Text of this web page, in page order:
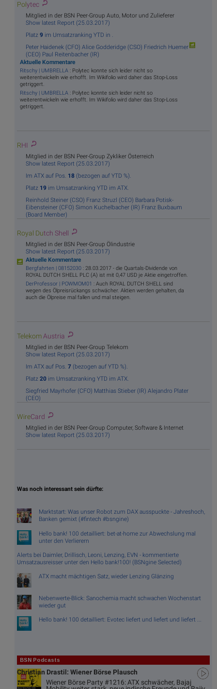
Polytec
Mitglied in der BSN Peer-Group Auto, Motor und Zulieferer
Show latest Report (25.03.2017)
Platz 9 im Umsatzranking YTD in .
Peter Haidenek (CFO) Alice Godderidge (CSO) Friedrich Huemer
(CEO) Paul Reitenbacher (IR)
Aktuelle Kommentare
Ritschy | UMBRELLA : Polytec konnte sich leider nicht so
weiterentwickeln wie erhofft. Im Wikifolio wird daher das Stop-Loss
getriggert.
Ritschy | UMBRELLA : Polytec konnte sich leider nicht so
weiterentwickeln wie erhofft. Im Wikifolio wird daher das Stop-Loss
getriggert.
RHI
Mitglied in der BSN Peer-Group Zykliker Österreich
Show latest Report (25.03.2017)
Im ATX auf Pos. 18 (bezogen auf YTD %).
Platz 19 im Umsatzranking YTD im ATX.
Reinhold Steiner (CSO) Franz Struzl (CEO) Barbara Potisk-
Eibensteiner (CFO) Simon Kuchelbacher (IR) Franz Buxbaum
(Board Member)
Royal Dutch Shell
Mitglied in der BSN Peer-Group Ölindustrie
Show latest Report (25.03.2017)
Aktuelle Kommentare
Bergfahrten | 08152030 : 28.03.2017 - die Quartals-Dividende von
ROYAL DUTCH SHELL PLC (A) ist mit 0,47 USD je Aktie eingetroffen.
DerProfessor | POWMOM01 : Auch ROYAL DUTCH SHELL sind
wegen des Ölpreisrückangs schwächer. Aktien werden gehalten, da
auch die Ölpreise mal fallen und mal steigen.
Telekom Austria
Mitglied in der BSN Peer-Group Telekom
Show latest Report (25.03.2017)
Im ATX auf Pos. 7 (bezogen auf YTD %).
Platz 20 im Umsatzranking YTD im ATX.
Siegfried Mayrhofer (CFO) Matthias Stieber (IR) Alejandro Plater
(CEO)
WireCard
Mitglied in der BSN Peer-Group Computer, Software & Internet
Show latest Report (25.03.2017)
Was noch interessant sein dürfte:
Marktstart: Was unser Robot zum DAX ausspuckte - Jahreshoch,
Banken gemixt (#fintech #bsngine)
Hello bank! 100 detailliert: bet-at-home zur Abwechslung mal
unter den Verlierern
Alerts bei Daimler, Drillisch, Leoni, Lenzing, EVN - kommentierte
Umsatzausreisser unter den Hello bank!100! (BSNgine Selected)
ATX macht mächtigen Satz, wieder Lenzing Glänzing
Nebenwerte-Blick: Sanochemia macht schwachen Wochenstart
wieder gut
Hello bank! 100 detailliert: Evotec liefert und liefert und liefert ...
BSN Podcasts
Christian Drastil: Wiener Börse Plausch
Wiener Börse Party #1216: ATX schwächer, Bajaj